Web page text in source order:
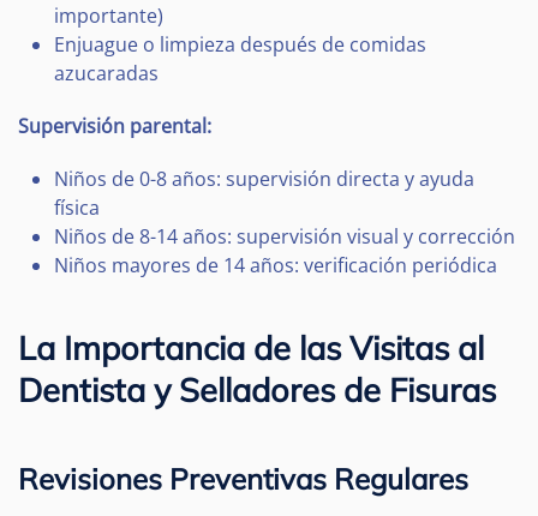
importante)
Enjuague o limpieza después de comidas
azucaradas
Supervisión parental:
Niños de 0-8 años: supervisión directa y ayuda
física
Niños de 8-14 años: supervisión visual y corrección
Niños mayores de 14 años: verificación periódica
La Importancia de las Visitas al
Dentista y Selladores de Fisuras
Revisiones Preventivas Regulares